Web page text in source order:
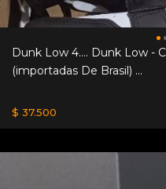
Dunk Low 4.... Dunk Low -
(importadas De Brasil) ...
$ 37.500